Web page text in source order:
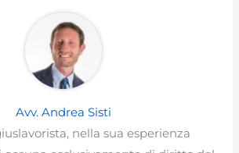
Avv. Andrea Sisti
nella sua esperienza